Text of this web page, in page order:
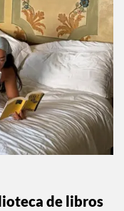
de libros